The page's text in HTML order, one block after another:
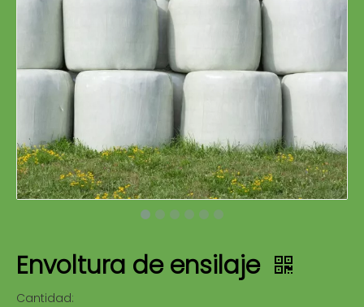
Envoltura de ensilaje
Cantidad: